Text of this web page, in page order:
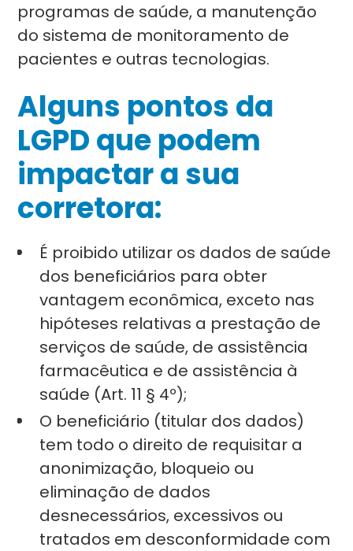
programas de saúde, a manutenção
do sistema de monitoramento de
pacientes e outras tecnologias.
Alguns pontos da
LGPD que podem
impactar a sua
corretora:
É proibido utilizar os dados de saúde
dos beneficiários para obter
vantagem econômica, exceto nas
hipóteses relativas a prestação de
serviços de saúde, de assistência
farmacêutica e de assistência à
saúde (Art. 11 § 4º);
O beneficiário (titular dos dados)
tem todo o direito de requisitar a
anonimização, bloqueio ou
eliminação de dados
desnecessários, excessivos ou
tratados em desconformidade com